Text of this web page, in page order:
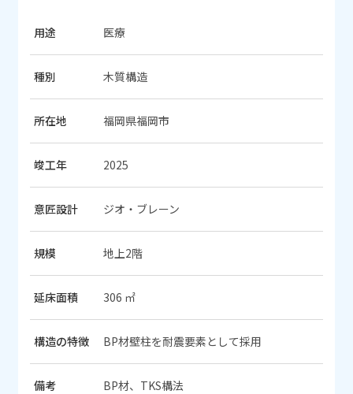
用途 医療
種別 木質構造
所在地 福岡県福岡市
竣工年 2025
意匠設計 ジオ・ブレーン
規模 地上2階
延床面積 306 ㎡
構造の特徴 BP材壁柱を耐震要素として採用
備考 BP材、TKS構法